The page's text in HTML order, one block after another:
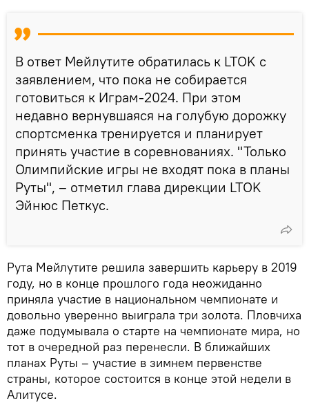
В ответ Мейлутите обратилась к LTOK с
заявлением, что пока не собирается
готовиться к Играм-2024. При этом
недавно вернувшаяся на голубую дорожку
спортсменка тренируется и планирует
принять участие в соревнованиях. "Только
Олимпийские игры не входят пока в планы
Руты", – отметил глава дирекции LTOK
Эйнюс Петкус.
Рута Мейлутите решила завершить карьеру в 2019
году, но в конце прошлого года неожиданно
приняла участие в национальном чемпионате и
довольно уверенно выиграла три золота. Пловчиха
даже подумывала о старте на чемпионате мира, но
тот в очередной раз перенесли. В ближайших
планах Руты – участие в зимнем первенстве
страны, которое состоится в конце этой недели в
Алитусе.